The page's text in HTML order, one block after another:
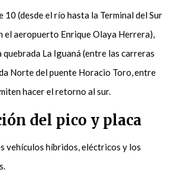
10 (desde el río hasta la Terminal del Sur
el aeropuerto Enrique Olaya Herrera),
quebrada La Iguaná (entre las carreras
Norte del puente Horacio Toro, entre
hacer el retorno al sur.
del pico y placa
vehículos híbridos, eléctricos y los